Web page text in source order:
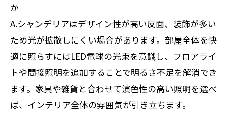
か
A.シャンデリアはデザイン性が高い反面、装飾が多い
ため光が拡散しにくい場合があります。部屋全体を快
適に照らすにはLED電球の光束を意識し、フロアライ
トや間接照明を追加することで明るさ不足を解消でき
ます。家具や雑貨と合わせて演色性の高い照明を選べ
ば、インテリア全体の雰囲気が引き立ちます。